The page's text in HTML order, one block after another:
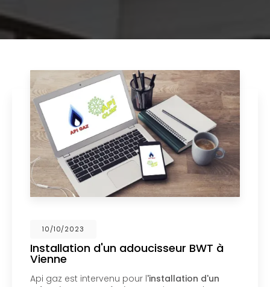
02/10/2023
Nouveau support de communication
web
Api Gaz à Viennevous présente son nouveau